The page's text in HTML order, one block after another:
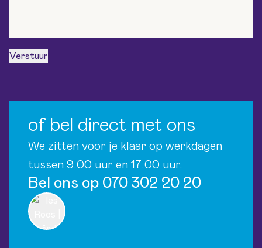
Verstuur
of bel direct met ons
We zitten voor je klaar op werkdagen
tussen 9.00 uur en 17.00 uur.
Bel ons op 070 302 20 20